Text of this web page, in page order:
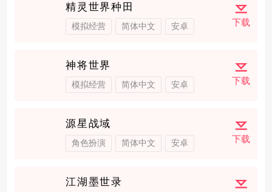
精灵世界种田
模拟经营 简体中文 安卓 下载
神将世界
模拟经营 简体中文 安卓 下载
源星战域
角色扮演 简体中文 安卓 下载
江湖墨世录